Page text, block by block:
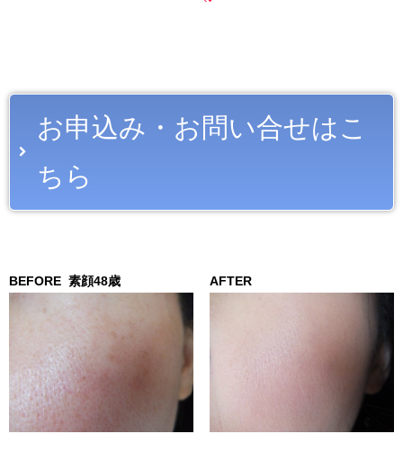
お申込み・お問い合せはこ
ちら
BEFORE 素顔48歳 AFTER